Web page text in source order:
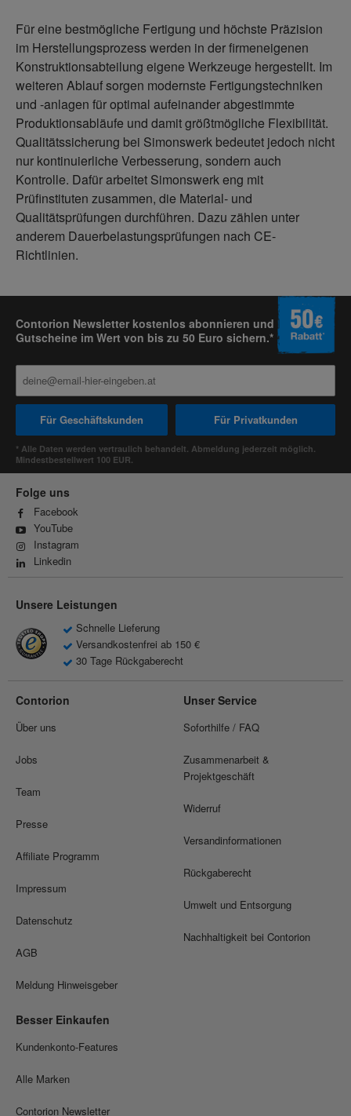
Für eine bestmögliche Fertigung und höchste Präzision
im Herstellungsprozess werden in der firmeneigenen
Konstruktionsabteilung eigene Werkzeuge hergestellt. Im
weiteren Ablauf sorgen modernste Fertigungstechniken
und -anlagen für optimal aufeinander abgestimmte
Produktionsabläufe und damit größtmögliche Flexibilität.
Qualitätssicherung bei Simonswerk bedeutet jedoch nicht
nur kontinuierliche Verbesserung, sondern auch
Kontrolle. Dafür arbeitet Simonswerk eng mit
Prüfinstituten zusammen, die Material- und
Qualitätsprüfungen durchführen. Dazu zählen unter
anderem Dauerbelastungsprüfungen nach CE-
Richtlinien.
Contorion Newsletter kostenlos abonnieren und
Gutscheine im Wert von bis zu 50 Euro sichern.*
Für Geschäftskunden Für Privatkunden
* Alle Daten werden vertraulich behandelt. Abmeldung jederzeit möglich.
Mindestbestellwert 100 EUR.
Folge uns
Facebook
YouTube
Instagram
Linkedin
Unsere Leistungen
Schnelle Lieferung
Versandkostenfrei ab 150 €
30 Tage Rückgaberecht
Contorion
Über uns
Jobs
Team
Presse
Affiliate Programm
Impressum
Datenschutz
AGB
Meldung Hinweisgeber
Unser Service
Soforthilfe / FAQ
Zusammenarbeit &
Projektgeschäft
Widerruf
Versandinformationen
Rückgaberecht
Umwelt und Entsorgung
Nachhaltigkeit bei Contorion
Besser Einkaufen
Kundenkonto-Features
Alle Marken
Contorion Newsletter